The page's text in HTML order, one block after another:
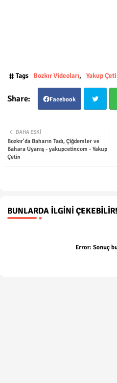
Tags Bozkır Videoları Yakup
Facebook
ter
DAHA ESKI
Bozkır'da Baharın Tadı, Çiğdemler ve
Bahara Uyanış - yakupcetincom - Yakup
Çetin
BUNLARDA İLGINI ÇEKEBILIR!
Error: Sonuç